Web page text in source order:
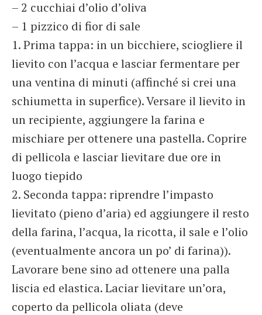
– 2 cucchiai d’olio d’oliva
– 1 pizzico di fior di sale
1. Prima tappa: in un bicchiere, sciogliere il
lievito con l’acqua e lasciar fermentare per
una ventina di minuti (affinché si crei una
schiumetta in superfice). Versare il lievito in
un recipiente, aggiungere la farina e
mischiare per ottenere una pastella. Coprire
di pellicola e lasciar lievitare due ore in
luogo tiepido
2. Seconda tappa: riprendre l’impasto
lievitato (pieno d’aria) ed aggiungere il resto
della farina, l’acqua, la ricotta, il sale e l’olio
(eventualmente ancora un po’ di farina)).
Lavorare bene sino ad ottenere una palla
liscia ed elastica. Laciar lievitare un’ora,
coperto da pellicola oliata (deve